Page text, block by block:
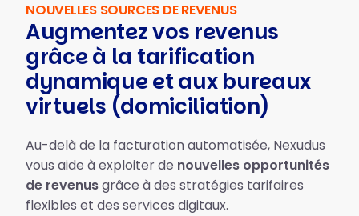
NOUVELLES SOURCES DE REVENUS
Augmentez vos revenus
grâce à la tarification
dynamique et aux bureaux
virtuels (domiciliation)
Au-delà de la facturation automatisée, Nexudus
vous aide à exploiter de nouvelles opportunités
de revenusgrâce à des stratégies tarifaires
flexibles et des services digitaux.